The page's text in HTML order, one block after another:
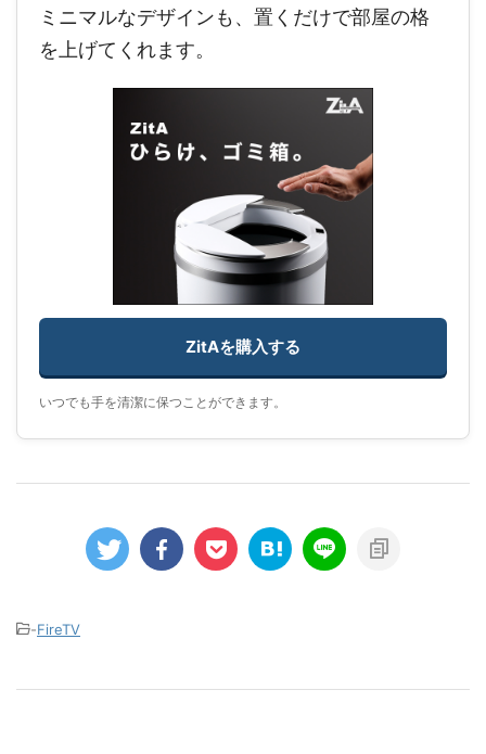
ミニマルなデザインも、置くだけで部屋の格
を上げてくれます。
ZitAを購入する
いつでも手を清潔に保つことができます。
-FireTV